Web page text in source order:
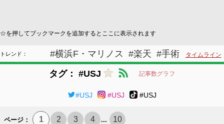
☆を押してブックマークを追加するとここに表示されます
#横浜F・マリノス #楽天 #手術 タイムライン
トレンド：
タグ： #USJ 記事数グラフ
#USJ #USJ #USJ
ページ： 1 2 3 4 ... 10